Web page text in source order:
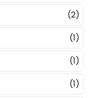
(2)
(1)
(1)
(1)